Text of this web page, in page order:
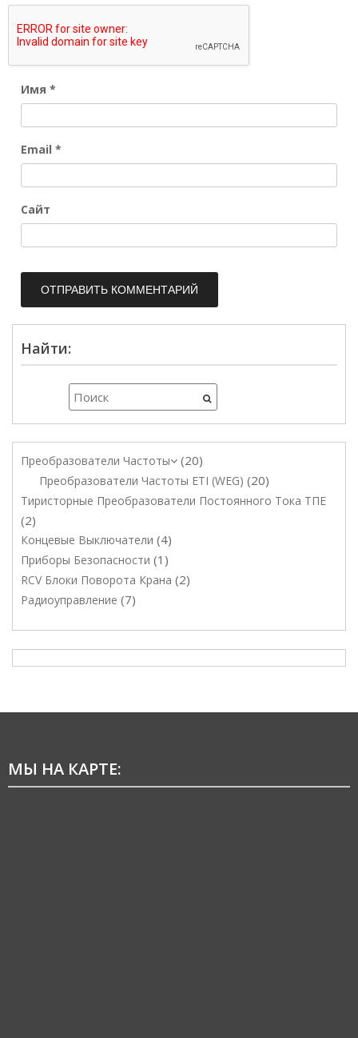
Имя *
Email *
Сайт
Найти:
Преобразователи Частоты 20
Преобразователи Частоты ETI (WEG) 20
Тиристорные Преобразователи Постоянного Тока ТПЕ
2
Концевые Выключатели 4
Приборы Безопасности 1
RCV Блоки Поворота Крана 2
Радиоуправление 7
МЫ НА КАРТЕ: